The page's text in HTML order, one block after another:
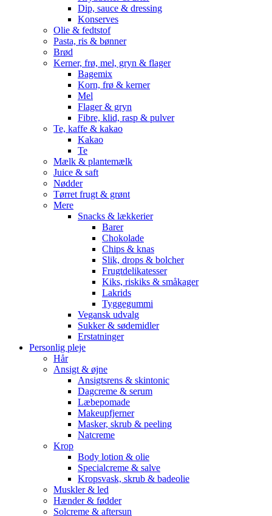
Dip, sauce & dressing
Konserves
Olie & fedtstof
Pasta, ris & bønner
Brød
Kerner, frø, mel, gryn & flager
Bagemix
Korn, frø & kerner
Mel
Flager & gryn
Fibre, klid, rasp & pulver
Te, kaffe & kakao
Kakao
Te
Mælk & plantemælk
Juice & saft
Nødder
Tørret frugt & grønt
Mere
Snacks & lækkerier
Barer
Chokolade
Chips & knas
Slik, drops & bolcher
Frugtdelikatesser
Kiks, riskiks & småkager
Lakrids
Tyggegummi
Vegansk udvalg
Sukker & sødemidler
Erstatninger
Personlig pleje
Hår
Ansigt & øjne
Ansigtsrens & skintonic
Dagcreme & serum
Læbepomade
Makeupfjerner
Masker, skrub & peeling
Natcreme
Krop
Body lotion & olie
Specialcreme & salve
Kropsvask, skrub & badeolie
Muskler & led
Hænder & fødder
Solcreme & aftersun